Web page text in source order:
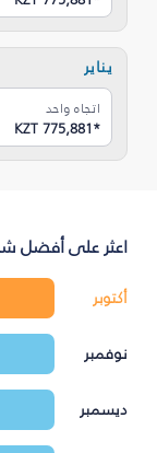
يناير
اتجاه واحد
KZT 775,881*
اعثر على أفضل
أكتوبر
نوفمبر
ديسمبر